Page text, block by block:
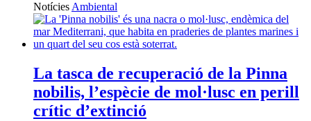
Notícies Ambiental
La tasca de recuperació de la Pinna
nobilis, l’espècie de mol·lusc en perill
crític d’extinció